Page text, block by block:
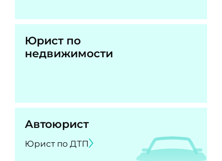
Юрист по
недвижимости
Автоюрист
Юрист по ДТП